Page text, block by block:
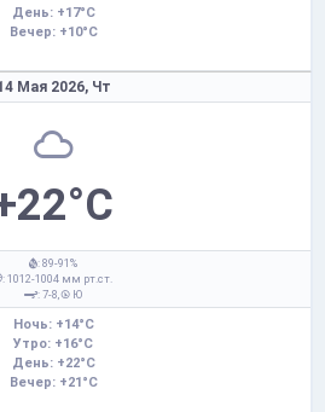
День: +17°C
Вечер: +10°C
Мая 2026, Чт
: 89-91%
: 1012-1004 мм рт.ст.
: 7-8,
Ю
Ночь: +14°C
Утро: +16°C
День: +22°C
Вечер: +21°C